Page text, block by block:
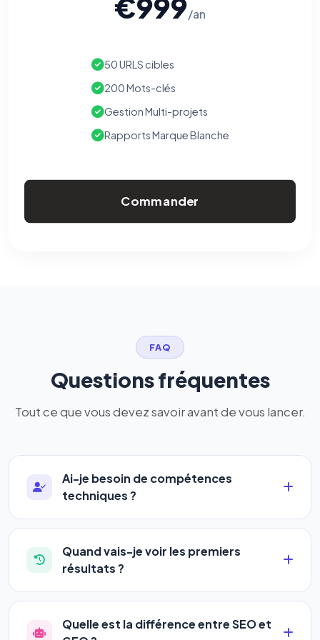
/an
50 URLS cibles
200 Mots-clés
Gestion Multi-projets
Rapports Marque Blanche
Commander
FAQ
Questions fréquentes
Tout ce que vous devez savoir avant de vous lancer.
Ai-je besoin de compétences
techniques ?
Absolument pas. Notre logiciel a été conçu pour
être accessible àtous les profils: artisans,
commerçants, auto-entrepreneurs, PME ou
complexe — vous renseignez l'adresse de votre
site, décrivez votre activité, et le logiciel gère tout
Quand vais-je voir les premiers
résultats ?
La plupart de nos utilisateurs observent une
amélioration de leur positionnement en4 à 6
Quelle est la différence entre SEO et